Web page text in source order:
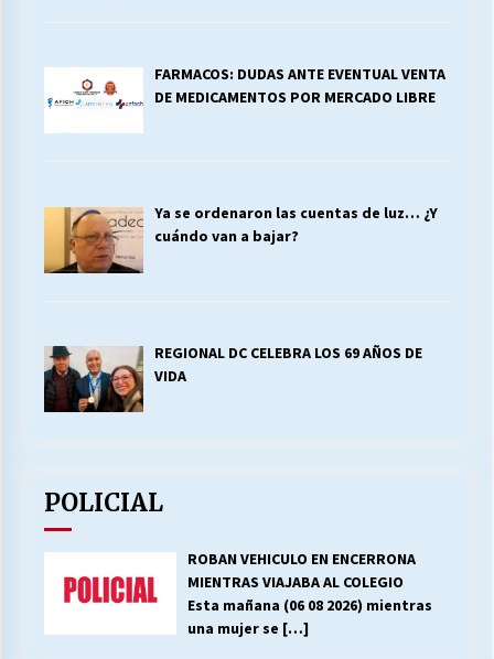
FARMACOS: DUDAS ANTE EVENTUAL VENTA
DE MEDICAMENTOS POR MERCADO LIBRE
Ya se ordenaron las cuentas de luz… ¿Y
cuándo van a bajar?
REGIONAL DC CELEBRA LOS 69 AÑOS DE
VIDA
POLICIAL
ROBAN VEHICULO EN ENCERRONA
MIENTRAS VIAJABA AL COLEGIO
Esta mañana (06 08 2026) mientras
una mujer se […]